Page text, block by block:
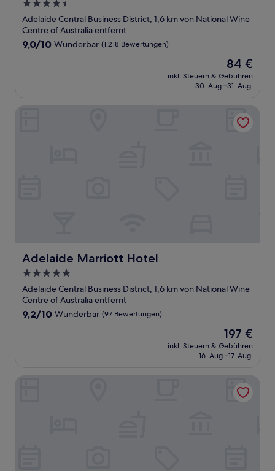
4.5-
Sterne-
Unterkunft
Adelaide Central Business District, 1,6 km von National Wine
Centre of Australia entfernt
9.0
9,0/10 Wunderbar (1.218 Bewertungen)
Der
Preis
beträgt
84 €
inkl. Steuern & Gebühren
30. Aug.–31. Aug.
Adelaide Marriott Hotel
Adelaide Marriott Hotel
5.0-
Sterne-
Unterkunft
Adelaide Central Business District, 1,6 km von National Wine
Centre of Australia entfernt
9.2
9,2/10 Wunderbar (97 Bewertungen)
Der
Preis
beträgt
197 €
inkl. Steuern & Gebühren
16. Aug.–17. Aug.